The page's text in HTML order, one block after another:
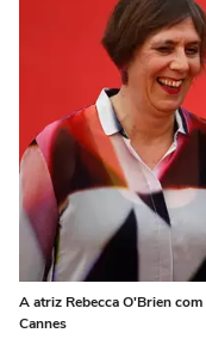
A atriz Rebecca O'Brien
Cannes